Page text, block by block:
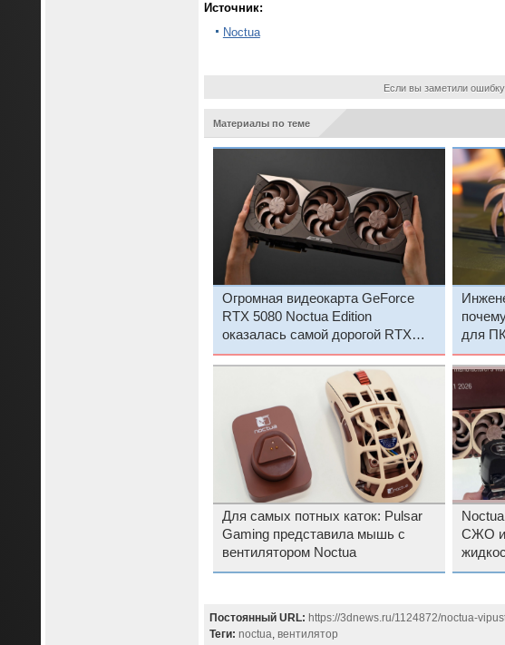
Источник:
Noctua
Если вы заметили
Материалы по теме
Огромная видеокарта GeForce
RTX 5080 Noctua Edition
оказалась самой дорогой RTX
5080 от Asus — за неё просят
больше $2000
для
Для самых потных каток: Pulsar
Gaming представила мышь с
вентилятором Noctua
СЖО и
Постоянный URL: https://3dnews.ru/1124872/noctua-
Теги: noctua вентилятор